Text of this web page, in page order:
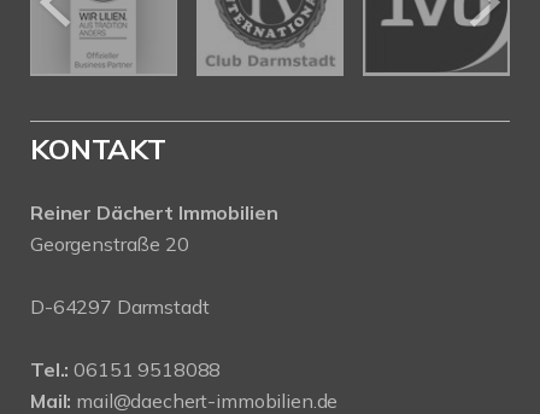
KONTAKT
Reiner Dächert Immobilien
Georgenstraße 20
D-64297 Darmstadt
Tel.: 06151 9518088
Mail: mail@daechert-immobilien.de